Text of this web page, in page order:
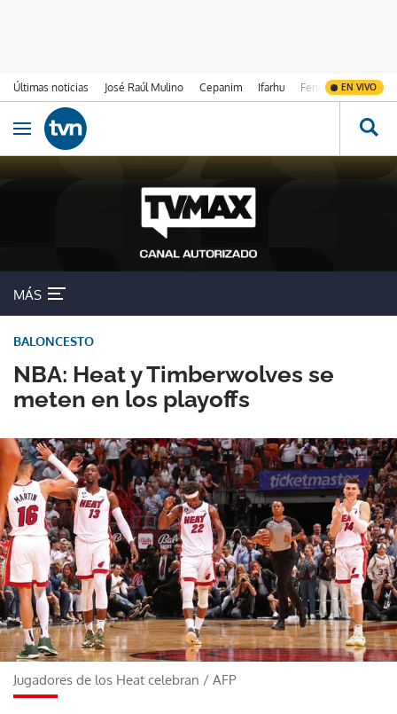
Últimas noticias José Raúl Mulino Cepanim Ifarhu Fenómeno de El
EN VIVO
Ir al contenido
Obrir navegació
MÁS
NBA: Heat y Timberwolves se
meten en los playoffs
BALONCESTO
Jugadores de los Heat celebran / AFP